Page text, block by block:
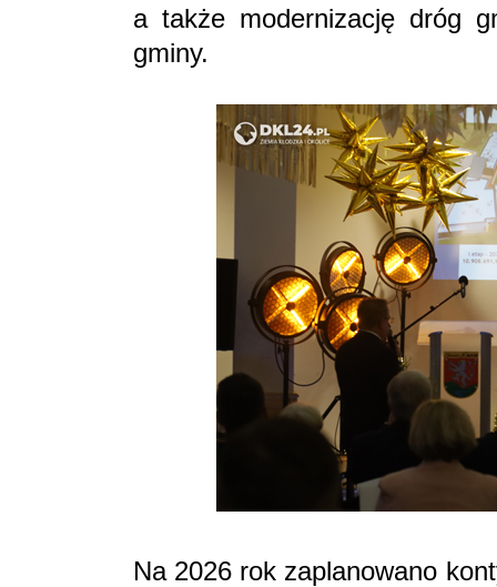
a także modernizację dróg
gminy.
Na 2026 rok zaplanowano